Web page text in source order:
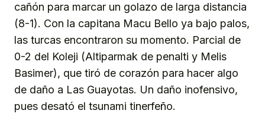
cañón para marcar un golazo de larga distancia
(8-1). Con la capitana Macu Bello ya bajo palos,
las turcas encontraron su momento. Parcial de
0-2 del Koleji (Altiparmak de penalti y Melis
Basimer), que tiró de corazón para hacer algo
de daño a Las Guayotas. Un daño inofensivo,
pues desató el tsunami tinerfeño.